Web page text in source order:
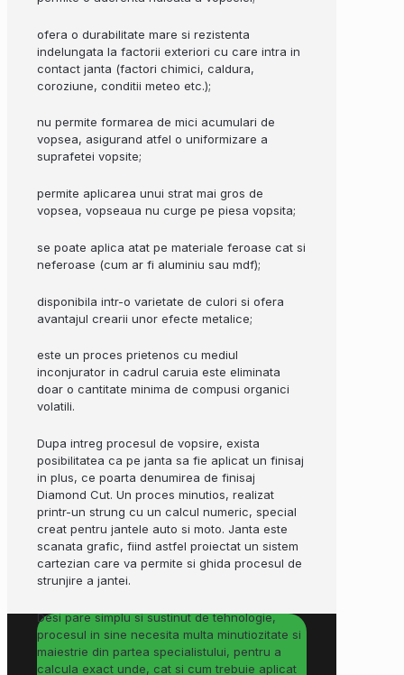
ofera o durabilitate mare si rezistenta
indelungata la factorii exteriori cu care intra in
contact janta (factori chimici, caldura,
coroziune, conditii meteo etc.);
nu permite formarea de mici acumulari de
vopsea, asigurand atfel o uniformizare a
suprafetei vopsite;
permite aplicarea unui strat mai gros de
vopsea, vopseaua nu curge pe piesa vopsita;
se poate aplica atat pe materiale feroase cat si
neferoase (cum ar fi aluminiu sau mdf);
disponibila intr-o varietate de culori si ofera
avantajul crearii unor efecte metalice;
este un proces prietenos cu mediul
inconjurator in cadrul caruia este eliminata
doar o cantitate minima de compusi organici
volatili.
Dupa intreg procesul de vopsire, exista
posibilitatea ca pe janta sa fie aplicat un finisaj
in plus, ce poarta denumirea de finisaj
Diamond Cut. Un proces minutios, realizat
printr-un strung cu un calcul numeric, special
creat pentru jantele auto si moto. Janta este
scanata grafic, fiind astfel proiectat un sistem
cartezian care va permite si ghida procesul de
strunjire a jantei.
Desi pare simplu si sustinut de tehnologie,
procesul in sine necesita multa minutiozitate si
maiestrie din partea specialistului, pentru a
calcula exact unde, cat si cum trebuie aplicat